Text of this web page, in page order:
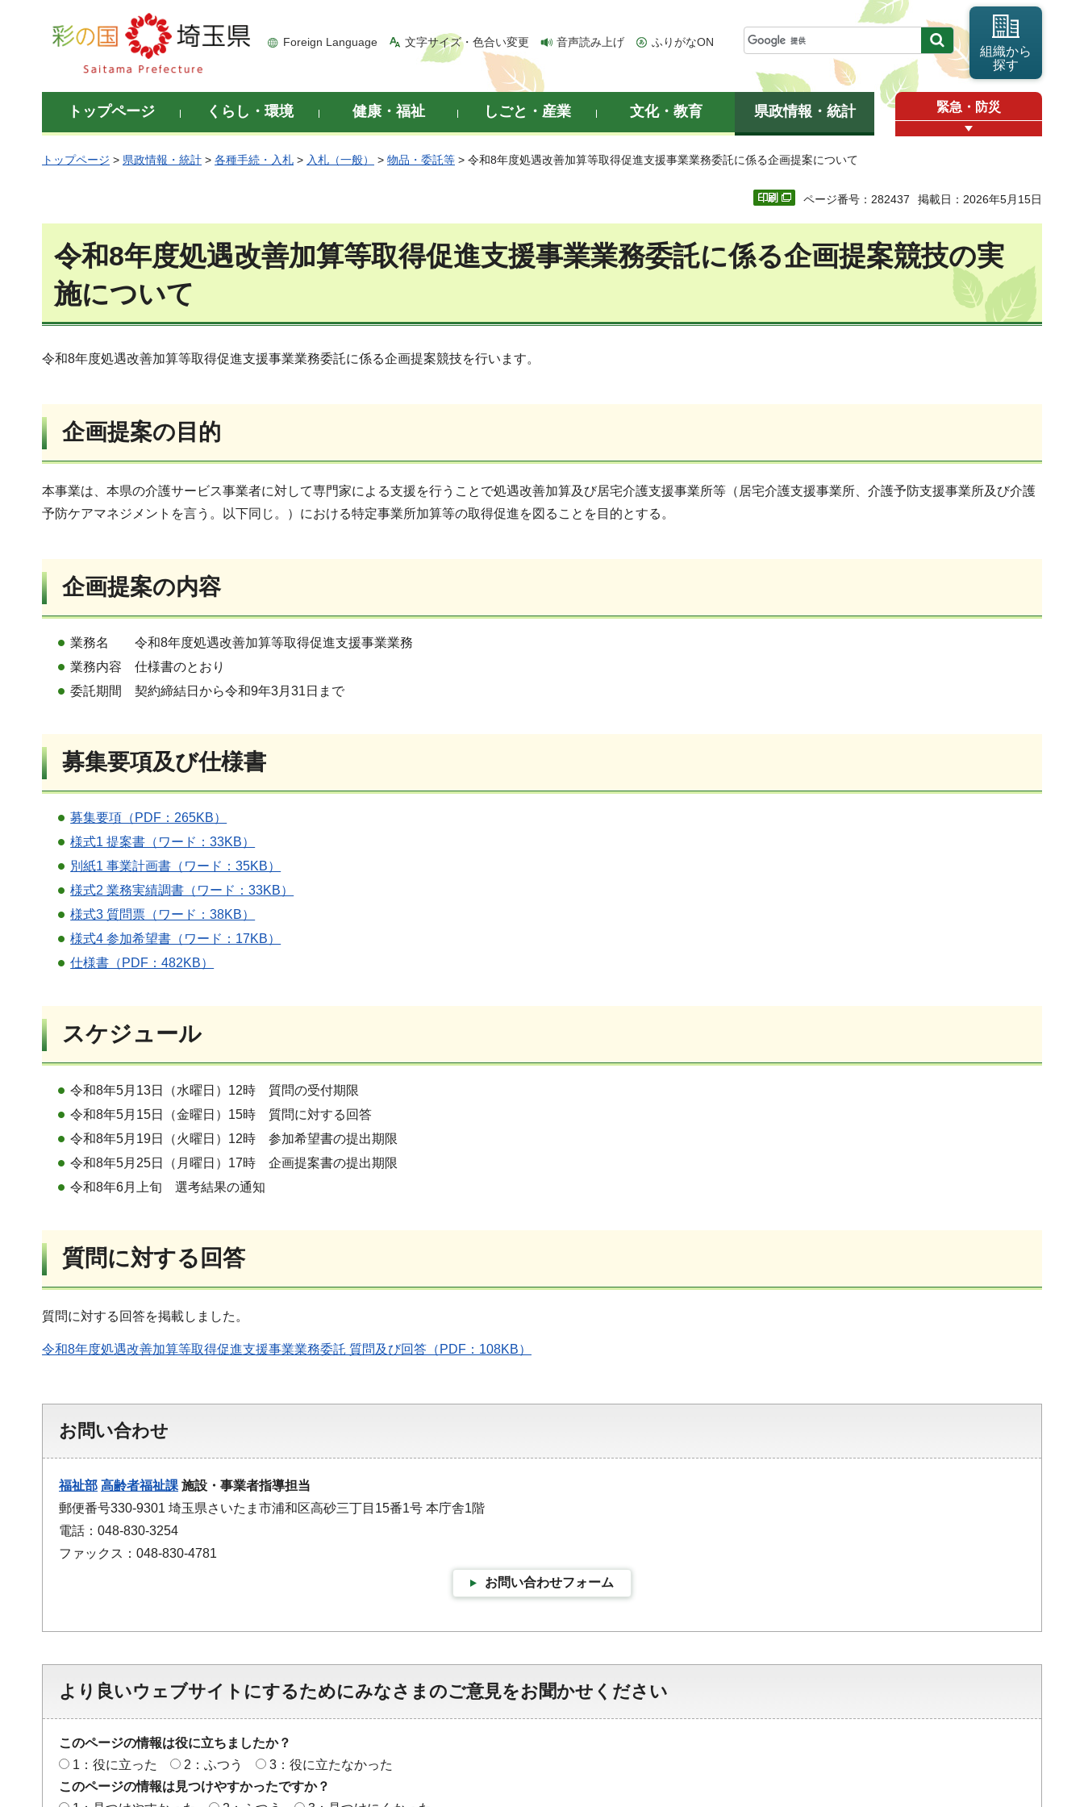
彩の国 埼玉県
Foreign Language 文字サイズ・色合い変更 音声読み上げ ふりがなON
組織から
探す
トップページ くらし・環境 健康・福祉 しごと・産業 文化・教育 県政情報・統計 緊急・防災
トップページ > 県政情報・統計 > 各種手続・入札 > 入札（一般） > 物品・委託等 > 令和8年度処遇改善加算等取得促進支援事業業務委託に係る企画提案について
ページ番号：282437 掲載日：2026年5月15日
令和8年度処遇改善加算等取得促進支援事業業務委託に係る企画提案競技の実
施について
令和8年度処遇改善加算等取得促進支援事業業務委託に係る企画提案競技を行います。
企画提案の目的
本事業は、本県の介護サービス事業者に対して専門家による支援を行うことで処遇改善加算及び居宅介護支援事業所等（居宅介護支援事業所、介護予防支援事業所及び介護
予防ケアマネジメントを言う。以下同じ。）における特定事業所加算等の取得促進を図ることを目的とする。
企画提案の内容
業務名 令和8年度処遇改善加算等取得促進支援事業業務
業務内容 仕様書のとおり
委託期間 契約締結日から令和9年3月31日まで
募集要項及び仕様書
募集要項（PDF：265KB）
様式1 提案書（ワード：33KB）
別紙1 事業計画書（ワード：35KB）
様式2 業務実績調書（ワード：33KB）
様式3 質問票（ワード：38KB）
様式4 参加希望書（ワード：17KB）
仕様書（PDF：482KB）
スケジュール
令和8年5月13日（水曜日）12時 質問の受付期限
令和8年5月15日（金曜日）15時 質問に対する回答
令和8年5月19日（火曜日）12時 参加希望書の提出期限
令和8年5月25日（月曜日）17時 企画提案書の提出期限
令和8年6月上旬 選考結果の通知
質問に対する回答
質問に対する回答を掲載しました。
令和8年度処遇改善加算等取得促進支援事業業務委託 質問及び回答（PDF：108KB）
お問い合わせ
福祉部 高齢者福祉課 施設・事業者指導担当
郵便番号330-9301 埼玉県さいたま市浦和区高砂三丁目15番1号 本庁舎1階
電話：048-830-3254
ファックス：048-830-4781
お問い合わせフォーム
より良いウェブサイトにするためにみなさまのご意見をお聞かせください
このページの情報は役に立ちましたか？
1：役に立った
2：ふつう
3：役に立たなかった
このページの情報は見つけやすかったですか？